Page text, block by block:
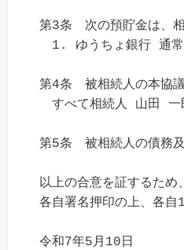
第3条　次の預貯金は、
1. ゆうちょ銀行 通
第4条　被相続人の本協
すべて相続人 山田 一
第5条　被相続人の債務
以上の合意を証するため
各自署名押印の上、各自
令和7年5月10日